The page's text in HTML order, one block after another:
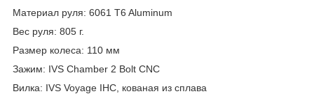
Материал руля: 6061 T6 Aluminum
Вес руля: 805 г.
Размер колеса: 110 мм
Зажим: IVS Chamber 2 Bolt CNC
Вилка: IVS Voyage IHC, кованая из сплава